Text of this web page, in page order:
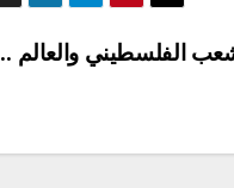
الفلسطيني والعالم ..